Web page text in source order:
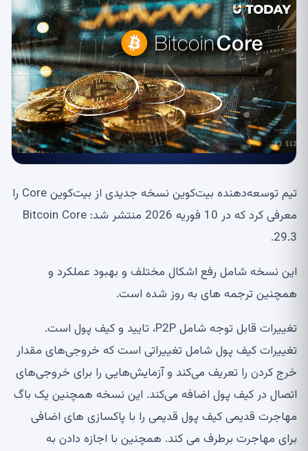
تیم توسعه‌دهنده بیت‌کوین نسخه جدیدی از بیت‌کوین Core را
معرفی کرد که در 10 فوریه 2026 منتشر شد: Bitcoin Core
29.3.
این نسخه شامل رفع اشکال مختلف و بهبود عملکرد و
همچنین ترجمه های به روز شده است.
تغییرات قابل توجه شامل P2P، تایید و کیف پول است.
تغییرات کیف پول شامل تغییراتی است که خروجی‌های مقدار
خرج کردن را تعریف می‌کند و آزمایش‌هایی را برای خروجی‌های
اتصال در کیف پول اضافه می‌کند. این نسخه همچنین یک باگ
مهاجرت قدیمی کیف پول قدیمی را با پاکسازی های اضافی
برای مهاجرت برطرف می کند. همچنین با اجازه دادن به